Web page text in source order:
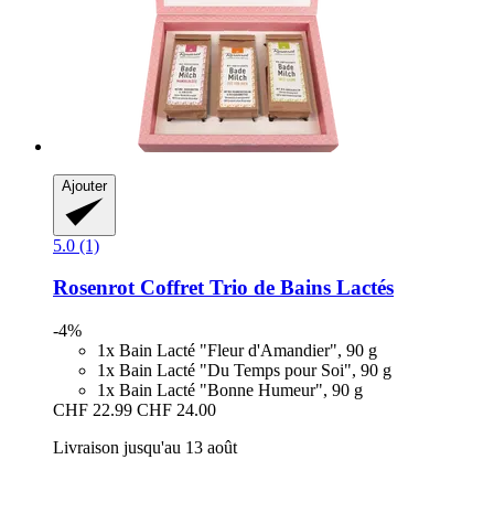
Ajouter
5.0 (1)
RosenrotCoffret Trio de Bains Lactés
-4%
1x Bain Lacté "Fleur d'Amandier", 90 g
1x Bain Lacté "Du Temps pour Soi", 90 g
1x Bain Lacté "Bonne Humeur", 90 g
CHF 22.99 CHF 24.00
Livraison jusqu'au 13 août